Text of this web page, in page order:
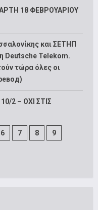
18 ΦΕΒΡΟΥΑΡΙΟΥ
και ΣΕΤΗΠ
Deutsche Telekom.
τώρα όλες οι
2 – ΟΧΙ ΣΤΙΣ
6 7 8 9